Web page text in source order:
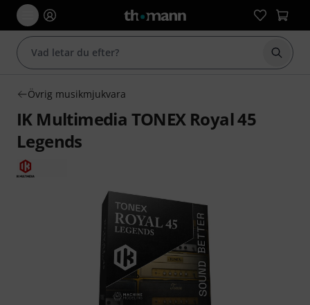
Börja
Övrig musikmjukvara
IK Multimedia TONEX Royal 45
Legends